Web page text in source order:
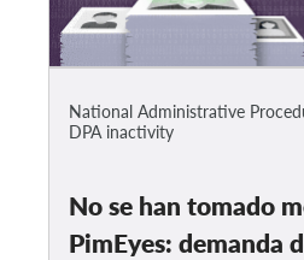
National Administrative
DPA inactivity
No se han tomado
PimEyes: demanda